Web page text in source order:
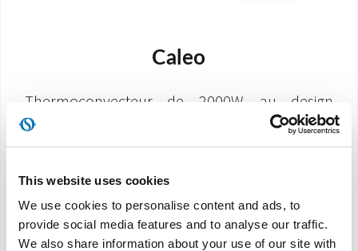
This website uses cookies
We use cookies to personalise content and ads, to
provide social media features and to analyse our traffic.
We also share information about your use of our site with
Caleo
Thermoconvecteur de 2000W, au design
fascinant et moderne
DÉCOUVREZ